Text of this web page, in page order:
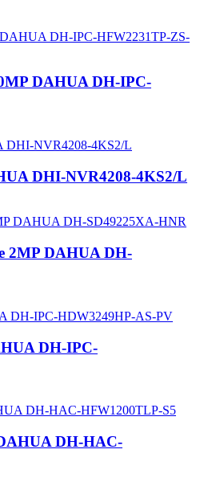
DAHUA DH-IPC-
DHI-NVR4208-4KS2/L
2MP DAHUA DH-
DH-IPC-
DH-HAC-